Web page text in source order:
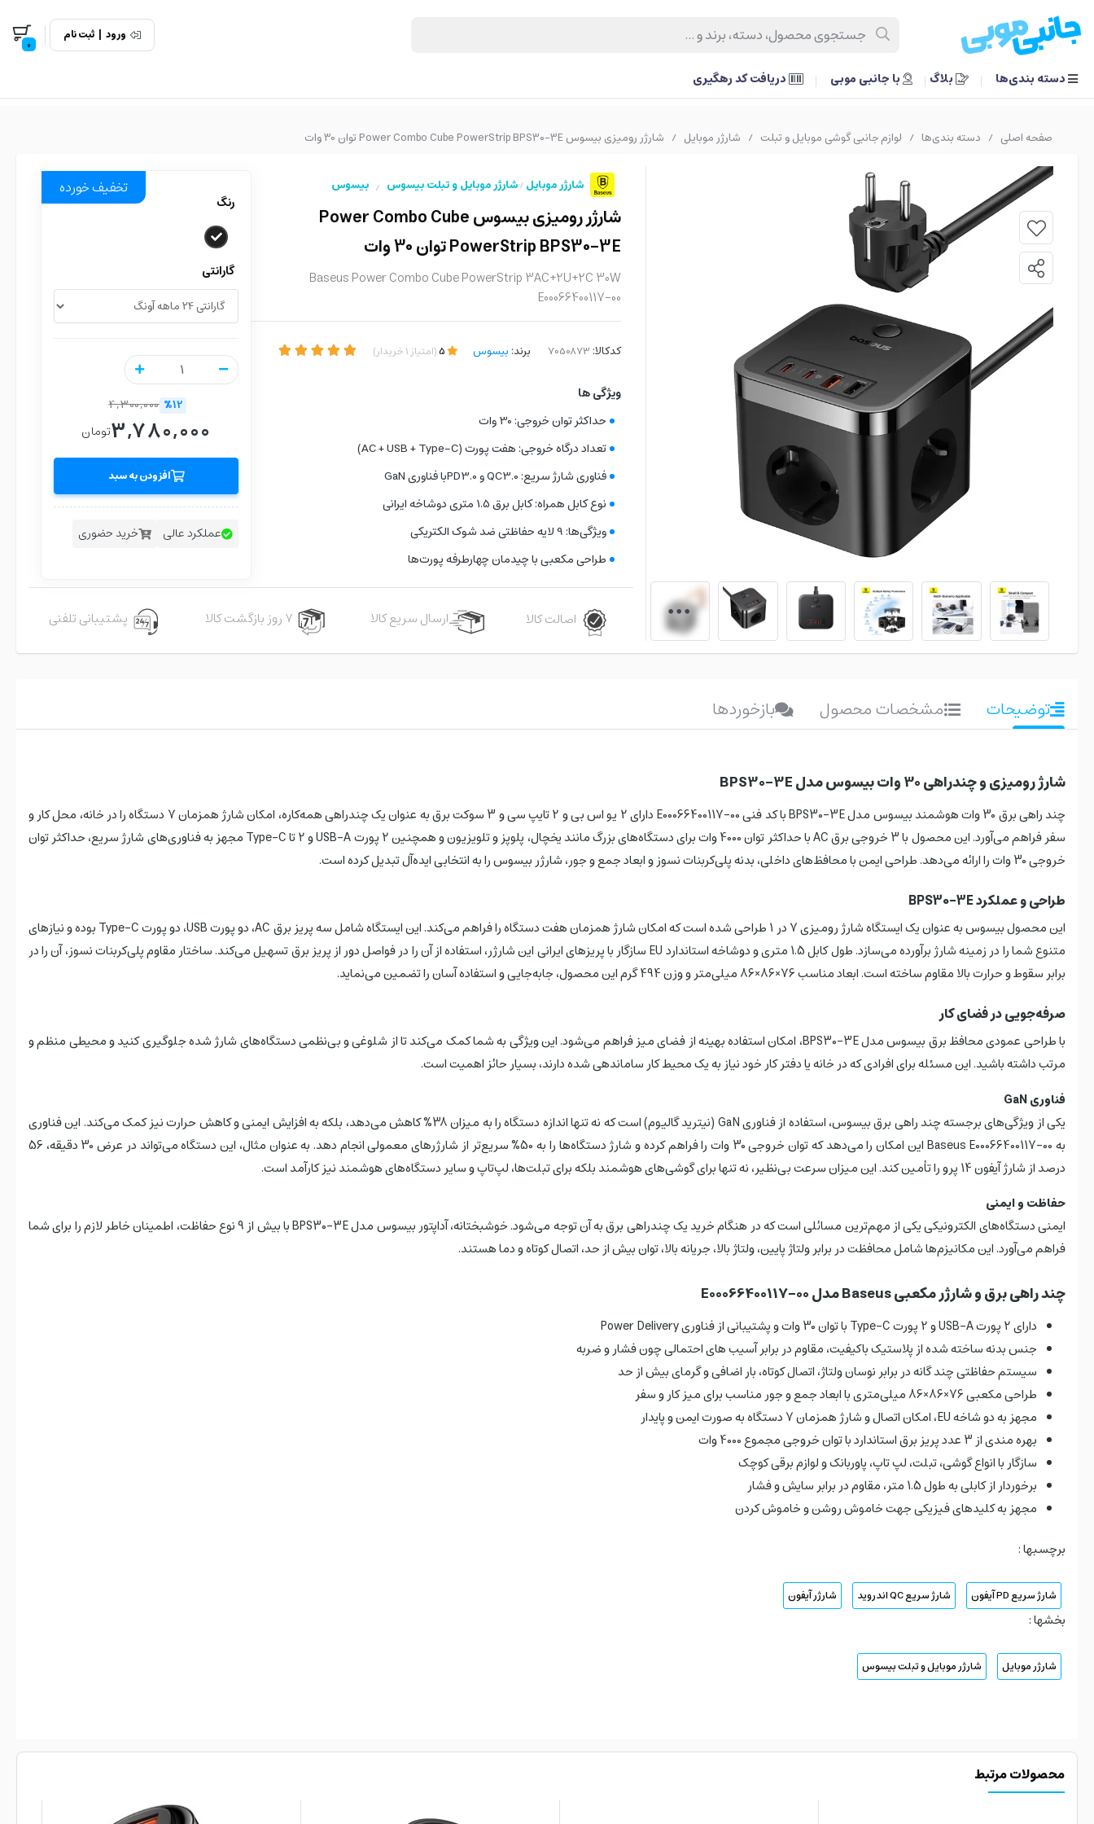
ورود | ثبت نام
0
دسته بندی‌ها بلاگ با جانبی موبی دریافت کد رهگیری
صفحه اصلی / دسته بندی‌ها / لوازم جانبی گوشی موبایل و تبلت / شارژر موبایل / شارژر رومیزی بیسوس Power Combo Cube PowerStrip BPS30-3E توان 30 وات
شارژر موبایل /شارژر موبایل و تبلت بیسوس / بیسوس
شارژر رومیزی بیسوس Power Combo Cube
PowerStrip BPS30-3E توان 30 وات
Baseus Power Combo Cube PowerStrip 3AC+2U+2C 30W
E00066400117-00
کدکالا: برند: بیسوس 5
(امتیاز 1خریدار)
ویژگی ها
حداکثر توان خروجی: 30 وات
تعداد درگاه خروجی: هفت پورت (AC + USB + Type-C)
فناوری شارژ سریع: QC3.0 و PD3.0
با فناوری GaN
نوع کابل همراه: کابل برق 1.5 متری دوشاخه ایرانی
ویژگی‌ها: 9 لایه حفاظتی ضد شوک الکتریکی
طراحی مکعبی با چیدمان چهارطرفه پورت‌ها
تخفیف خورده
رنگ
گارانتی
4,300,000 %12
3,780,000تومان
افزودن به سبد
عملکرد عالی خرید حضوری
اصالت کالا ارسال سریع کالا ۷ روز بازگشت کالا پشتیبانی تلفنی
توضیحات مشخصات محصول بازخوردها
شارژ رومیزی و چندراهی 30 وات بیسوس مدل BPS30-3E
چند راهی برق 30 وات هوشمند بیسوس مدل BPS30-3E با کد فنی E00066400117-00 دارای 2 یو اس بی و 2 تایپ سی و 3 سوکت برق به عنوان یک چندراهی همه‌کاره، امکان شارژ همزمان 7 دستگاه را در خانه، محل کار و
سفر فراهم می‌آورد. این محصول با 3 خروجی برق AC با حداکثر توان 4000 وات برای دستگاه‌های بزرگ مانند یخچال، پلوپز و تلویزیون و همچنین 2 پورت USB-A و 2 تا Type-C مجهز به فناوری‌های شارژ سریع، حداکثر توان
خروجی 30 وات را ارائه می‌دهد. طراحی ایمن با محافظ‌های داخلی، بدنه پلی‌کربنات نسوز و ابعاد جمع و جور، شارژر بیسوس را به انتخابی ایده‌آل تبدیل کرده است.
طراحی و عملکرد BPS30-3E
این محصول بیسوس به عنوان یک ایستگاه شارژ رومیزی 7 در‌ 1 طراحی شده است که امکان شارژ همزمان هفت دستگاه را فراهم می‌کند. این ایستگاه شامل سه پریز برق AC، دو پورت USB، دو پورت Type-C بوده و نیازهای
متنوع شما را در زمینه شارژ برآورده می‌سازد. طول کابل 1.5 متری و دوشاخه استاندارد EU سازگار با پریزهای ایرانی این شارژر، استفاده از آن را در فواصل دور از پریز برق تسهیل می‌کند. ساختار مقاوم پلی‌کربنات نسوز، آن را در
برابر سقوط و حرارت بالا مقاوم ساخته است. ابعاد مناسب 76×86×86 میلی‌متر و وزن 494 گرم این محصول، جابه‌جایی و استفاده آسان را تضمین می‌نماید.
صرفه‌جویی در فضای کار
با طراحی عمودی محافظ برق بیسوس مدل BPS30-3E، امکان استفاده بهینه از فضای میز فراهم می‌شود. این ویژگی به شما کمک می‌کند تا از شلوغی و بی‌نظمی دستگاه‌های شارژ شده جلوگیری کنید و محیطی منظم و
مرتب داشته باشید. این مسئله برای افرادی که در خانه یا دفتر کار خود نیاز به یک محیط کار ساماندهی شده دارند، بسیار حائز اهمیت است.
فناوری GaN
یکی از ویژگی‌های برجسته چند راهی برق بیسوس، استفاده از فناوری GaN (نیترید گالیوم) است که نه تنها اندازه دستگاه را به میزان 38% کاهش می‌دهد، بلکه به افزایش ایمنی و کاهش حرارت نیز کمک می‌کند. این فناوری
به Baseus E00066400117-00 این امکان را می‌دهد که توان خروجی 30 وات را فراهم کرده و شارژ دستگاه‌ها را به 50% سریع‌تر از شارژرهای معمولی انجام دهد. به عنوان مثال، این دستگاه می‌تواند در عرض 30 دقیقه، 56
درصد از شارژ آیفون 14 پرو را تأمین کند. این میزان سرعت بی‌نظیر، نه تنها برای گوشی‌های هوشمند بلکه برای تبلت‌ها، لپ‌تاپ و سایر دستگاه‌های هوشمند نیز کارآمد است.
حفاظت و ایمنی
ایمنی دستگاه‌های الکترونیکی یکی از مهم‌ترین مسائلی است که در هنگام خرید یک چندراهی برق به آن توجه می‌شود. خوشبختانه، آداپتور بیسوس مدل BPS30-3E با بیش از 9 نوع حفاظت، اطمینان خاطر لازم را برای شما
فراهم می‌آورد. این مکانیزم‌ها شامل محافظت در برابر ولتاژ پایین، ولتاژ بالا، جریانه بالا، توان بیش از حد، اتصال کوتاه و دما هستند.
چند راهی برق و شارژر مکعبی Baseus مدل E00066400117-00
دارای 2 پورت USB-A و 2 پورت Type-C با توان 30 وات و پشتیبانی از فناوری Power Delivery
جنس بدنه ساخته شده از پلاستیک باکیفیت، مقاوم در برابر آسیب های احتمالی چون فشار و ضربه
سیستم حفاظتی چند گانه در برابر نوسان ولتاژ، اتصال کوتاه، بار اضافی و گرمای بیش از حد
طراحی مکعبی 76×86×86 میلی‌متری با ابعاد جمع و جور مناسب برای میز کار و سفر
مجهز به دو شاخه EU، امکان اتصال و شارژ همزمان 7 دستگاه به صورت ایمن و پایدار
بهره مندی از 3 عدد پریز برق استاندارد با توان خروجی مجموع 4000 وات
سازگار با انواع گوشی، تبلت، لپ تاپ، پاوربانک و لوازم برقی کوچک
برخوردار از کابلی به طول 1.5 متر، مقاوم در برابر سایش و فشار
مجهز به کلیدهای فیزیکی جهت خاموش روشن و خاموش کردن
برچسبها :
شارژ سریع PD آیفون شارژ سریع QC اندروید شارژر آیفون
بخشها :
شارژر موبایل شارژر موبایل و تبلت بیسوس
محصولات مرتبط